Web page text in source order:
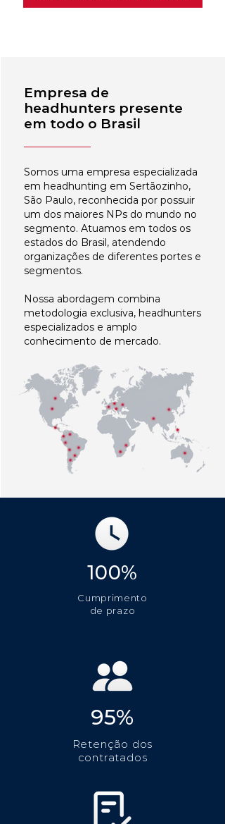
Empresa de
headhunters presente
em todo o Brasil
Somos uma empresa especializada
em headhunting em Sertãozinho,
São Paulo, reconhecida por possuir
um dos maiores NPs do mundo no
segmento. Atuamos em todos os
estados do Brasil, atendendo
organizações de diferentes portes e
segmentos.
Nossa abordagem combina
metodologia exclusiva, headhunters
especializados e amplo
conhecimento de mercado.
100%
Cumprimento
de prazo
95%
Retenção dos
contratados